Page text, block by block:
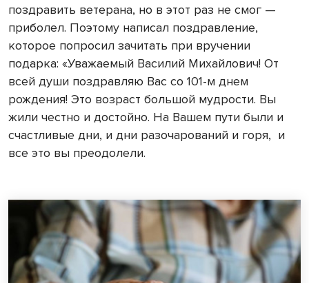
поздравить ветерана, но в этот раз не смог —
приболел. Поэтому написал поздравление,
которое попросил зачитать при вручении
подарка: «Уважаемый Василий Михайлович! От
всей души поздравляю Вас со 101-м днем
рождения! Это возраст большой мудрости. Вы
жили честно и достойно. На Вашем пути были и
счастливые дни, и дни разочарований и горя, и
все это вы преодолели.